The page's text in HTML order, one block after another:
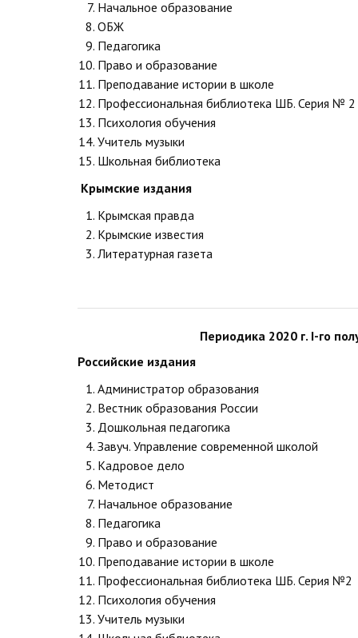
Начальное образование
ОБЖ
Педагогика
Право и образование
Преподавание истории в школе
Профессиональная библиотека ШБ. Серия № 2
Психология обучения
Учитель музыки
Школьная библиотека
Крымские издания
Крымская правда
Крымские известия
Литературная газета
Периодика 2020 г. I-го
Российские издания
Администратор образования
Вестник образования России
Дошкольная педагогика
Завуч. Управление современной школой
Кадровое дело
Методист
Начальное образование
Педагогика
Право и образование
Преподавание истории в школе
Профессиональная библиотека ШБ. Серия №2
Психология обучения
Учитель музыки